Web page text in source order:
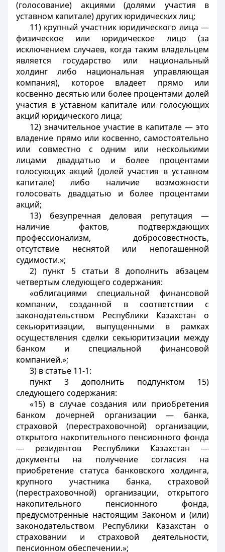
(голосование) акциями (долями участия в
уставном капитале) других юридических лиц;
11) крупный участник юридического лица —
физическое или юридическое лицо (за
исключением случаев, когда таким владельцем
является государство или национальный
холдинг либо национальная управляющая
компания), которое владеет прямо или
косвенно десятью или более процентами долей
участия в уставном капитале или голосующих
акций юридического лица;
12) значительное участие в капитале — это
владение прямо или косвенно, самостоятельно
или совместно с одним или несколькими
лицами двадцатью и более процентами
голосующих акций (долей участия в уставном
капитале) либо наличие возможности
голосовать двадцатью и более процентами
акций;
13) безупречная деловая репутация —
наличие фактов, подтверждающих
профессионализм, добросовестность,
отсутствие неснятой или непогашенной
судимости.»;
2) пункт 5 статьи 8 дополнить абзацем
четвертым следующего содержания:
«облигациями специальной финансовой
компании, созданной в соответствии с
законодательством Республики Казахстан о
секьюритизации, выпущенными в рамках
осуществления сделки секьюритизации между
банком и специальной финансовой
компанией.»;
3) в статье 11-1:
пункт 3 дополнить подпунктом 15)
следующего содержания:
«15) в случае создания или приобретения
банком дочерней организации — банка,
страховой (перестраховочной) организации,
открытого накопительного пенсионного фонда
— резидентов Республики Казахстан —
документы на получение согласия на
приобретение статуса банковского холдинга,
крупного участника банка, страховой
(перестраховочной) организации, открытого
накопительного пенсионного фонда,
предусмотренные настоящим Законом и (или)
законодательством Республики Казахстан о
страховании и страховой деятельности,
пенсионном обеспечении.»;